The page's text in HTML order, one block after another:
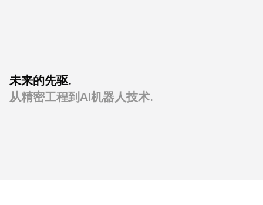
未来的先驱.
从精密工程到AI机器人技术.